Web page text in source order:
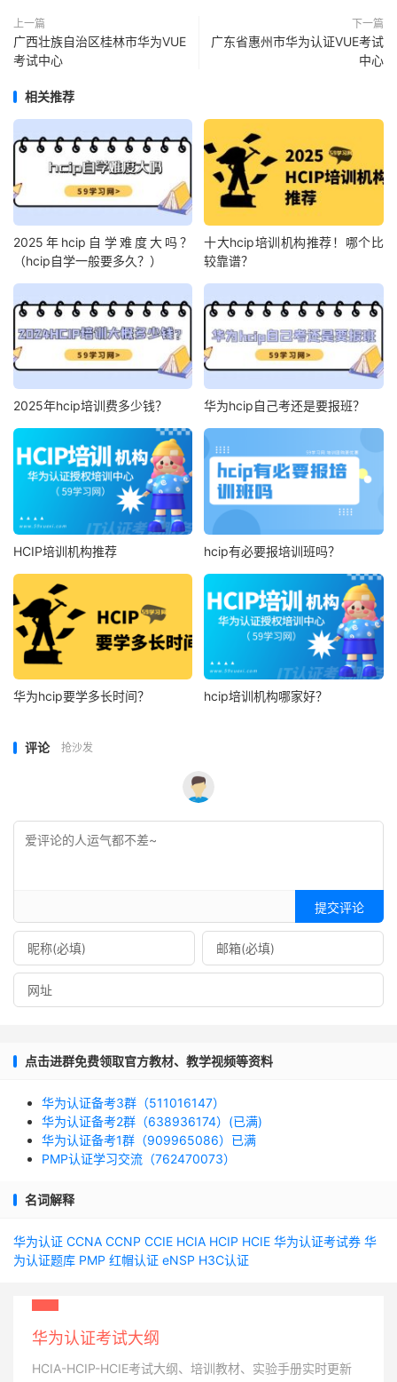
上一篇
广西壮族自治区桂林市华为VUE
考试中心
下一篇
广东省惠州市华为认证VUE考试
中心
相关推荐
2025年hcip自学难度大吗？
（hcip自学一般要多久？）
十大hcip培训机构推荐！哪个比
较靠谱？
2025年hcip培训费多少钱？ 华为hcip自己考还是要报班？
HCIP培训机构推荐 hcip有必要报培训班吗？
华为hcip要学多长时间？ hcip培训机构哪家好？
评论 抢沙发
提交评论
点击进群免费领取官方教材、教学视频等资料
华为认证备考3群（511016147）
华为认证备考2群（638936174）(已满)
华为认证备考1群（909965086）已满
PMP认证学习交流（762470073）
名词解释
华为认证 CCNA CCNP CCIE HCIA HCIP HCIE 华为认证考试券 华
为认证题库 PMP 红帽认证 eNSP H3C认证
华为认证考试大纲
HCIA-HCIP-HCIE考试大纲、培训教材、实验手册实时更新